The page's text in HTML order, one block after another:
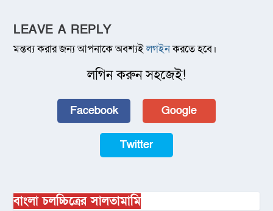
LEAVE A REPLY
মন্তব্য করার জন্য আপনাকে অবশ্যইলগইনকরতে হবে।
লগিন করুন সহজেই!
Facebook Google
Twitter
বাংলা চলচ্চিত্রের সালতামামি